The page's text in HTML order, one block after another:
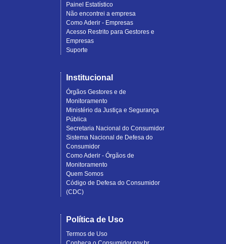
Painel Estatístico
Não encontrei a empresa
Como Aderir - Empresas
Acesso Restrito para Gestores e
Empresas
Suporte
Institucional
Órgãos Gestores e de
Monitoramento
Ministério da Justiça e Segurança
Pública
Secretaria Nacional do Consumidor
Sistema Nacional de Defesa do
Consumidor
Como Aderir - Órgãos de
Monitoramento
Quem Somos
Código de Defesa do Consumidor
(CDC)
Política de Uso
Termos de Uso